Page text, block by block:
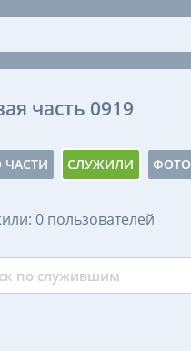
часть 0919
ЧАСТИ СЛУЖИЛИ ФОТО
0 пользователей